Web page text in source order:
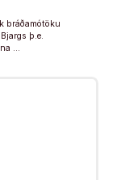
bráðamótöku
þ.e.
…